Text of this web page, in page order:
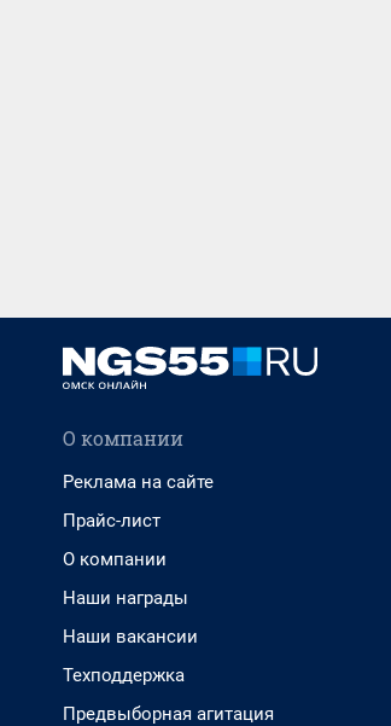
О компании
Реклама на сайте
Прайс-лист
О компании
Наши награды
Наши вакансии
Техподдержка
Предвыборная агитация